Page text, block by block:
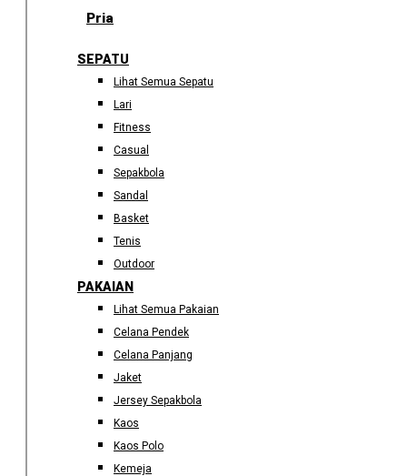
Pria
SEPATU
Lihat Semua Sepatu
Lari
Fitness
Casual
Sepakbola
Sandal
Basket
Tenis
Outdoor
PAKAIAN
Lihat Semua Pakaian
Celana Pendek
Celana Panjang
Jaket
Jersey Sepakbola
Kaos
Kaos Polo
Kemeja